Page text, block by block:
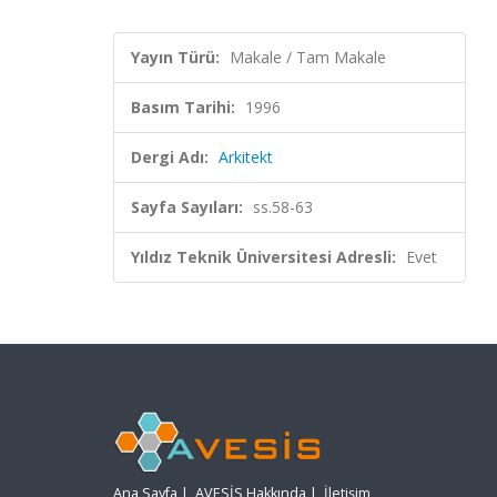
Yayın Türü: Makale / Tam Makale
Basım Tarihi: 1996
Dergi Adı: Arkitekt
Sayfa Sayıları: ss.58-63
Yıldız Teknik Üniversitesi Adresli: Evet
Ana Sayfa | AVESİS Hakkında | İletişim